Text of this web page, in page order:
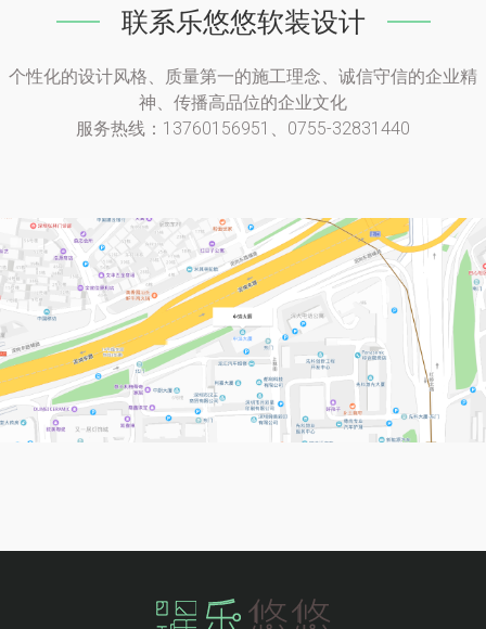
联系乐悠悠软装设计
个性化的设计风格、质量第一的施工理念、诚信守信的企业精
神、传播高品位的企业文化
服务热线：13760156951、0755-32831440